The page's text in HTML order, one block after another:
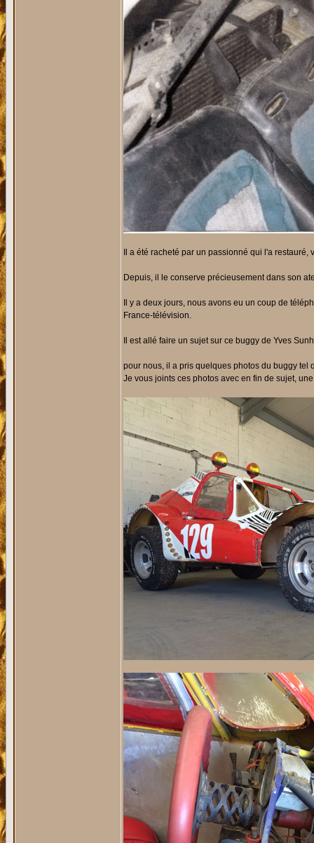
Il a été racheté par un passionné qui l'a
Depuis, il le conserve précieusement dans son
Il y a deux jours, nous avons eu un coup de
France-télévision.
Il est allé faire un sujet sur ce buggy de Yves
pour nous, il a pris quelques photos du buggy tel
Je vous joints ces photos avec en fin de sujet,